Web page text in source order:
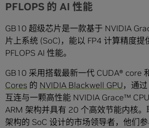
PFLOPS 的 AI 性能
GB10 超级芯片是一款基于 NVIDIA
片上系统 (SoC)，能以 FP4 计算精度提
PFLOPS AI 性能。
GB10 采用搭载最新一代 CUDA® core
Cores 的 NVIDIA Blackwell GPU，通过
互连与一颗高性能 NVIDIA Grace™
ARM 架构并具有 20 个高效节能内核。
架构的 SoC 设计的市场领导者，他们参